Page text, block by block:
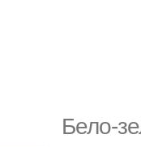
Бело-